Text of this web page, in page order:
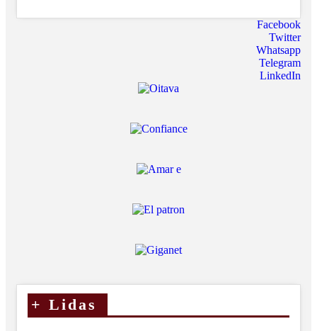
Facebook
Twitter
Whatsapp
Telegram
LinkedIn
+ Lidas